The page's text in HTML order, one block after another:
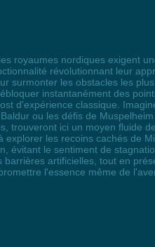
royaumes nordiques exigent
révolutionnant leur
surmonter les obstacles les
instantanément des
d'expérience classique.
ou les défis de
trouveront ici un moyen fluide
les recoins cachés de
évitant le sentiment de
artificielles, tout en
l'essence même de